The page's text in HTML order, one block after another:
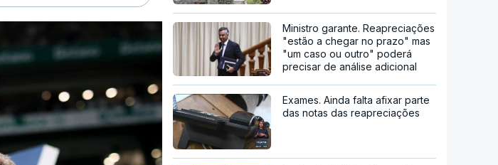
Ministro garante. Reapreciações
"estão a chegar no prazo" mas
"um caso ou outro" poderá
precisar de análise adicional
Exames. Ainda falta afixar parte
das notas das reapreciações